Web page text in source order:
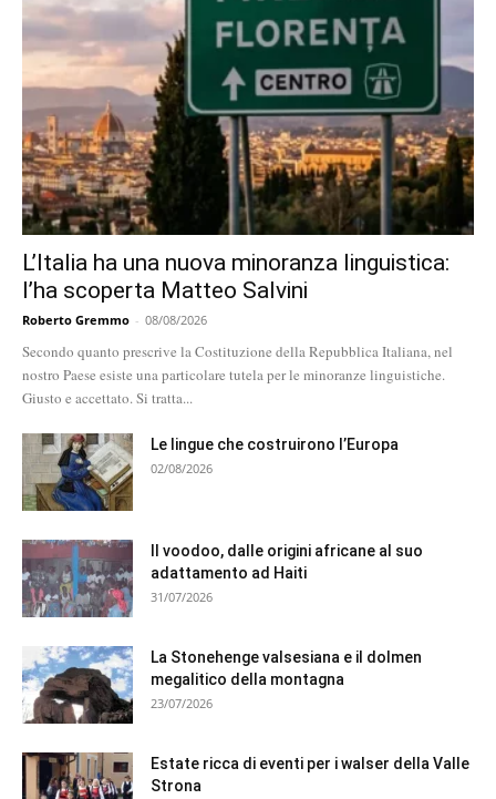
L’Italia ha una nuova minoranza linguistica:
l’ha scoperta Matteo Salvini
Roberto Gremmo - 08/08/2026
Secondo quanto prescrive la Costituzione della Repubblica Italiana, nel
nostro Paese esiste una particolare tutela per le minoranze linguistiche.
Giusto e accettato. Si tratta...
Le lingue che costruirono l’Europa
02/08/2026
Il voodoo, dalle origini africane al suo
adattamento ad Haiti
31/07/2026
La Stonehenge valsesiana e il dolmen
megalitico della montagna
23/07/2026
Estate ricca di eventi per i walser della Valle
Strona